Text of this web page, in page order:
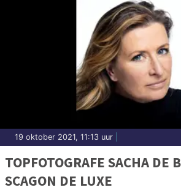
19 oktober 2021, 11:13 uur
TOPFOTOGRAFE SACHA DE
SCAGON DE LUXE